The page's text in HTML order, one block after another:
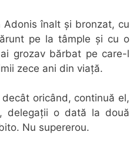
înalt și bronzat, cu
pe la tâmple și cu o
grozav bărbat pe care-l
zece ani din viață.
oricând, continuă el,
delegații o dată la două
Nu supererou.